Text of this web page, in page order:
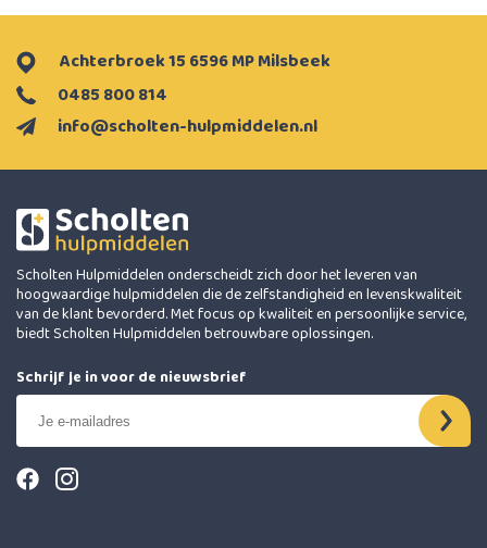
info@scholten-hulpmiddelen.nl
0485 800 814
Achterbroek 15 6596 MP Milsbeek
Scholten Hulpmiddelen onderscheidt zich door het leveren van
hoogwaardige hulpmiddelen die de zelfstandigheid en levenskwaliteit
van de klant bevorderd. Met focus op kwaliteit en persoonlijke service,
biedt Scholten Hulpmiddelen betrouwbare oplossingen.
Schrijf je in voor de nieuwsbrief